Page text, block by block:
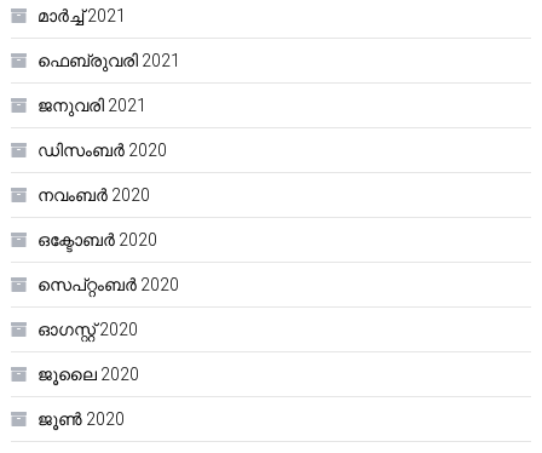
മാർച്ച്‌ 2021
ഫെബ്രുവരി 2021
ജനുവരി 2021
ഡിസംബർ 2020
നവംബർ 2020
ഒക്ടോബർ 2020
സെപ്റ്റംബർ 2020
ഓഗസ്റ്റ്‌ 2020
ജൂലൈ 2020
ജൂൺ 2020